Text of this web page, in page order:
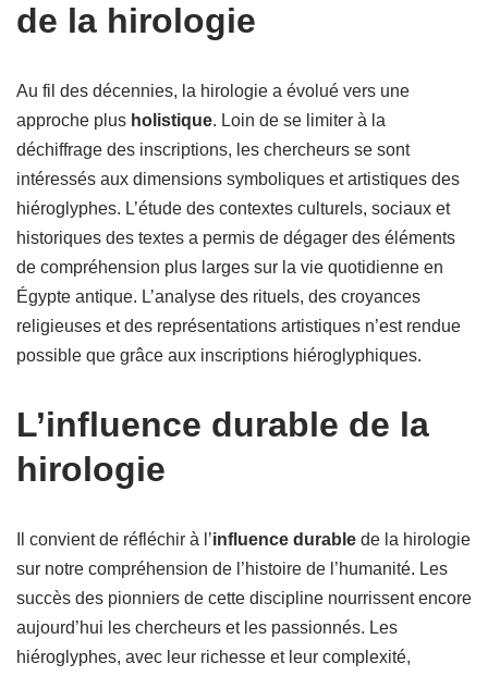
de la hirologie
Au fil des décennies, la hirologie a évolué vers une
approche plus holistique. Loin de se limiter à la
déchiffrage des inscriptions, les chercheurs se sont
intéressés aux dimensions symboliques et artistiques des
hiéroglyphes. L’étude des contextes culturels, sociaux et
historiques des textes a permis de dégager des éléments
de compréhension plus larges sur la vie quotidienne en
Égypte antique. L’analyse des rituels, des croyances
religieuses et des représentations artistiques n’est rendue
possible que grâce aux inscriptions hiéroglyphiques.
L’influence durable de la
hirologie
Il convient de réfléchir à l’influence durable de la hirologie
sur notre compréhension de l’histoire de l’humanité. Les
succès des pionniers de cette discipline nourrissent encore
aujourd’hui les chercheurs et les passionnés. Les
hiéroglyphes, avec leur richesse et leur complexité,